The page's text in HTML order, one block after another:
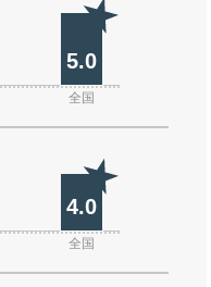
5.0
全国
4.0
全国